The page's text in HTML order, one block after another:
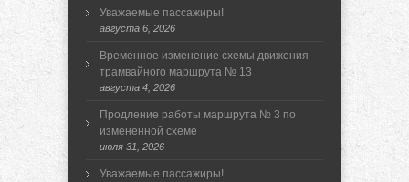
Уважаемые пассажиры!
августа 6, 2026
Временное изменение схемы движения
трамвайного маршрута № 13
августа 4, 2026
Продление работы маршрута № 3 по
измененной схеме
июля 31, 2026
Уважаемые пассажиры!